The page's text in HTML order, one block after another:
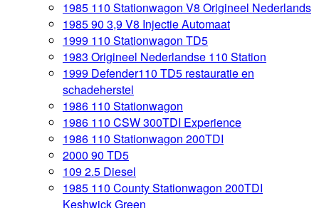
1985 110 Stationwagon V8 Origineel Nederlands
1985 90 3,9 V8 Injectie Automaat
1999 110 Stationwagon TD5
1983 Origineel Nederlandse 110 Station
1999 Defender110 TD5 restauratie en
schadeherstel
1986 110 Stationwagon
1986 110 CSW 300TDI Experience
1986 110 Stationwagon 200TDI
2000 90 TD5
109 2.5 Diesel
1985 110 County Stationwagon 200TDI
Keshwick Green